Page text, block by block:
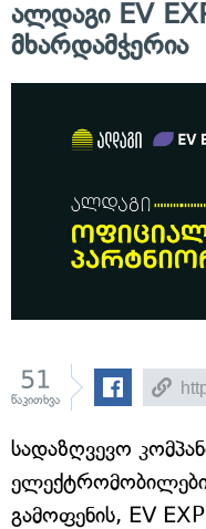
ალდაგი EV
მხარდამჭერია
51
წაკითხვა
სადაზღვევო
გამოფენის, EV